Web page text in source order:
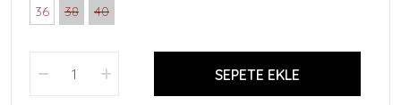
36 38 40
SEPETE EKLE